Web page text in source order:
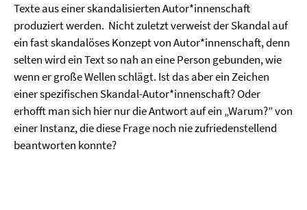
Texte aus einer skandalisierten Autor*innenschaft
produziert werden. Nicht zuletzt verweist der Skandal auf
ein fast skandalöses Konzept von Autor*innenschaft, denn
selten wird ein Text so nah an eine Person gebunden, wie
wenn er große Wellen schlägt. Ist das aber ein Zeichen
einer spezifischen Skandal-Autor*innenschaft? Oder
erhofft man sich hier nur die Antwort auf ein „Warum?” von
einer Instanz, die diese Frage noch nie zufriedenstellend
beantworten konnte?